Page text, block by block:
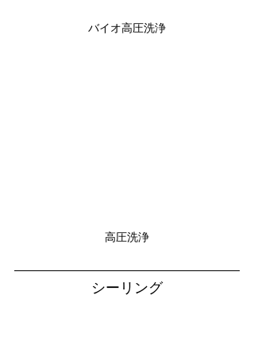
バイオ高圧洗浄
高圧洗浄
シーリング